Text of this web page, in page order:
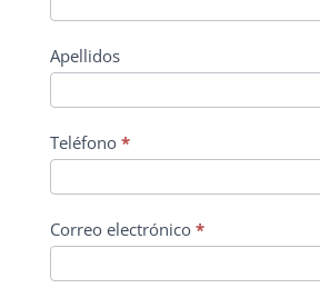
Apellidos
Teléfono *
Correo electrónico *